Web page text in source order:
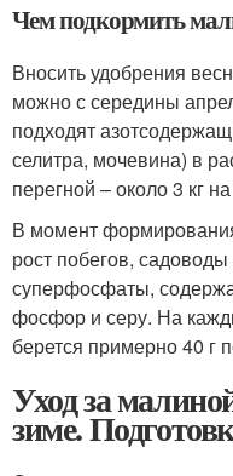
Чем подкормить
Вносить удобрения
можно с середины
подходят
селитра, мочевина) в
перегной – около 3 кг
В момент
рост побегов,
суперфосфаты,
фосфор и серу. На
берется примерно 40 г
Уход за
зиме.